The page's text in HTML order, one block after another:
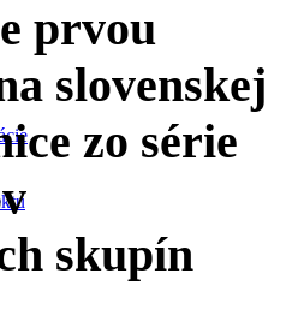
prvou
slovenskej
zo série
skupín